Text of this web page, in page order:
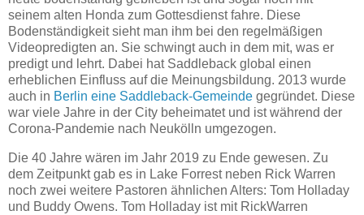
seinem alten Honda zum Gottesdienst fahre. Diese
Bodenständigkeit sieht man ihm bei den regelmäßigen
Videopredigten an. Sie schwingt auch in dem mit, was er
predigt und lehrt. Dabei hat Saddleback global einen
erheblichen Einfluss auf die Meinungsbildung. 2013 wurde
auch in Berlin eine Saddleback-Gemeinde gegründet. Diese
war viele Jahre in der City beheimatet und ist während der
Corona-Pandemie nach Neukölln umgezogen.
Die 40 Jahre wären im Jahr 2019 zu Ende gewesen. Zu
dem Zeitpunkt gab es in Lake Forrest neben Rick Warren
noch zwei weitere Pastoren ähnlichen Alters: Tom Holladay
und Buddy Owens. Tom Holladay ist mit RickWarren